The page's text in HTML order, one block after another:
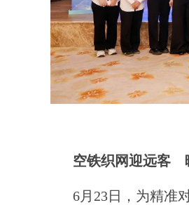
空铁织网迎远客
6月23日，为精准